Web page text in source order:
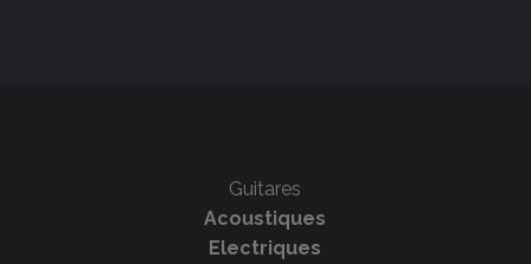
Guitares
Acoustiques
Electriques